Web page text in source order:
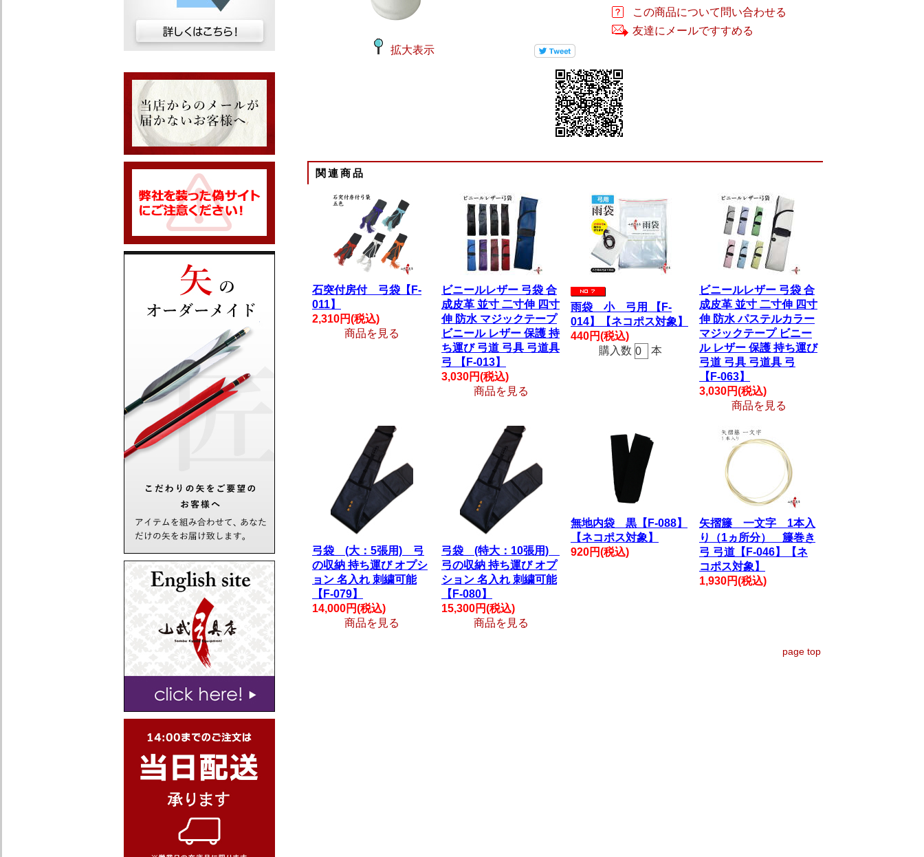
拡大表示
この商品について問い合わせる
友達にメールですすめる
関連商品
石突付房付 弓袋【F-
011】
2,310円(税込)
商品を見る
ビニールレザー 弓袋 合
成皮革 並寸 二寸伸 四寸
伸 防水 マジックテープ
ビニール レザー 保護 持
ち運び 弓道 弓具 弓道具
弓 【F-013】
3,030円(税込)
商品を見る
雨袋 小 弓用 【F-
014】【ネコポス対象】
440円(税込)
購入数
本
ビニールレザー 弓袋 合
成皮革 並寸 二寸伸 四寸
伸 防水 パステルカラー
マジックテープ ビニー
ル レザー 保護 持ち運び
弓道 弓具 弓道具 弓
【F-063】
3,030円(税込)
商品を見る
弓袋 (大：5張用) 弓
の収納 持ち運び オプシ
ョン 名入れ 刺繍可能
【F-079】
14,000円(税込)
商品を見る
弓袋 (特大：10張用)
弓の収納 持ち運び オプ
ション 名入れ 刺繍可能
【F-080】
15,300円(税込)
商品を見る
無地内袋 黒【F-088】
【ネコポス対象】
920円(税込)
矢摺籐 一文字 1本入
り（1ヵ所分） 籐巻き
弓 弓道【F-046】【ネ
コポス対象】
1,930円(税込)
page top